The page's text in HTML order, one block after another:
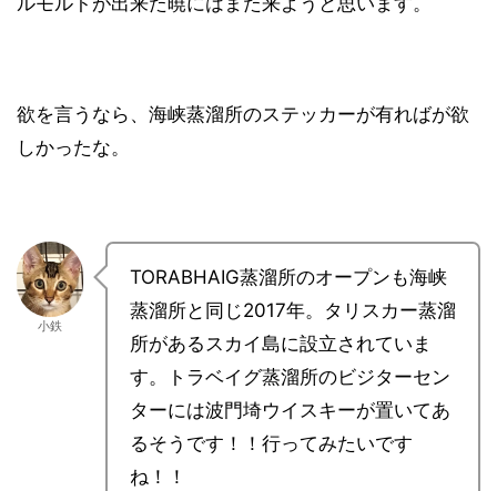
欲を言うなら、海峡蒸溜所のステッカーが有ればが欲
しかったな。
小鉄
TORABHAIG蒸溜所のオープンも海峡
蒸溜所と同じ2017年。タリスカー蒸溜
所があるスカイ島に設立されていま
す。トラベイグ蒸溜所のビジターセン
ターには波門埼ウイスキーが置いてあ
るそうです！！行ってみたいです
ね！！